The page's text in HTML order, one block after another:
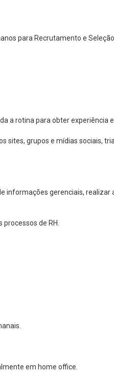
para Recrutamento e
a rotina para obter experiência
sites, grupos e mídias sociais,
informações gerenciais,
de RH.
em home office.